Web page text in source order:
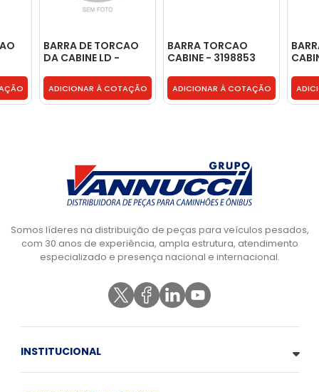
BARRA DE TORCAO
DA CABINE LD -
ADICIONAR À COTAÇÃO
BARRA TORCAO
CABINE - 3198853
ADICIONAR À COTAÇÃO
Somos líderes na distribuição de peças para veículos pesados,
com 30 anos de experiência, ampla estrutura, atendimento
especializado e presença nacional e internacional.
INSTITUCIONAL